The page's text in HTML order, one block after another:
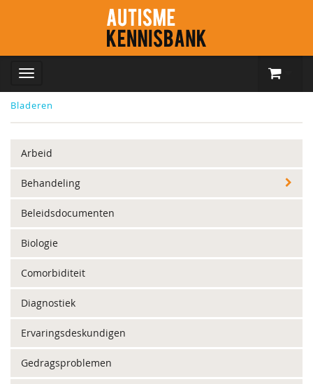
Bladeren
Arbeid
Behandeling
Beleidsdocumenten
Biologie
Comorbiditeit
Diagnostiek
Ervaringsdeskundigen
Gedragsproblemen